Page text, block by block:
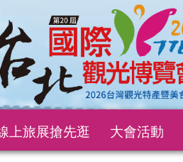
上旅展搶先逛 大會活動